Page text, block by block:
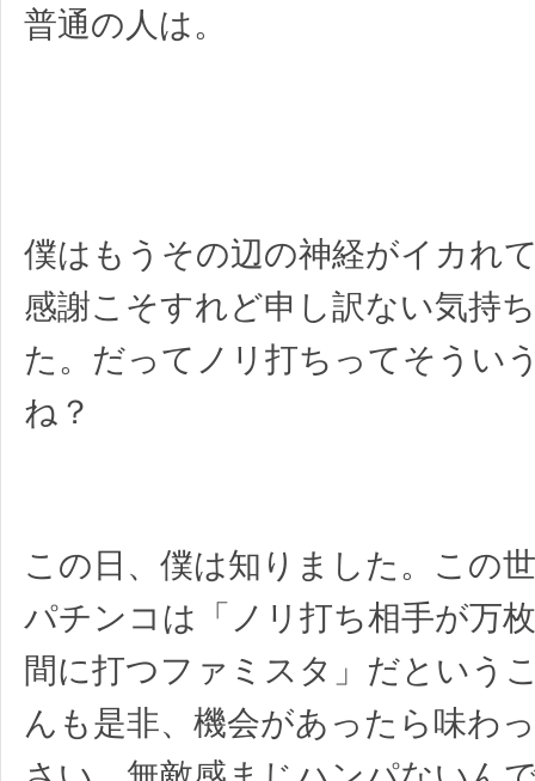
普通の人は。
僕はもうその辺の神経がイカれ
感謝こそすれど申し訳ない気持
た。だってノリ打ちってそうい
ね？
この日、僕は知りました。この
パチンコは「ノリ打ち相手が万
間に打つファミスタ」だという
んも是非、機会があったら味わ